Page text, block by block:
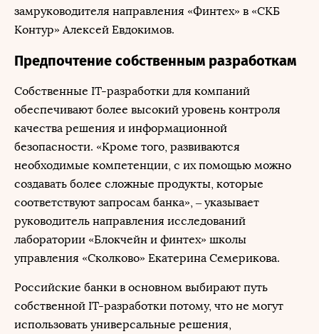
замруководителя направления «Финтех» в «СКБ
Контур» Алексей Евдокимов.
Предпочтение собственным разработкам
Собственные IT-разработки для компаний
обеспечивают более высокий уровень контроля
качества решения и информационной
безопасности. «Кроме того, развиваются
необходимые компетенции, с их помощью можно
создавать более сложные продукты, которые
соответствуют запросам банка», ‒ указывает
руководитель направления исследований
лаборатории «Блокчейн и финтех» школы
управления «Сколково» Екатерина Семерикова.
Российские банки в основном выбирают путь
собственной IT-разработки потому, что не могут
использовать универсальные решения,